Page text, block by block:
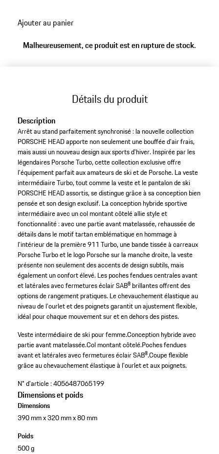
Ajouter au panier
Malheureusement, ce produit est en rupture de stock.
Détails du produit
Description
Arrêt au stand parfaitement synchronisé : la nouvelle collection
PORSCHE HEAD apporte non seulement une bouffée d'air frais,
mais aussi un nouveau design aux sports d'hiver. Inspirée par les
légendaires Porsche Turbo, cette collection exclusive offre
l'équipement parfait aux amateurs de ski et de Porsche. La veste
intermédiaire Turbo, tout comme la veste et le pantalon de ski
PORSCHE HEAD assortis, se distingue grâce à sa conception bien
pensée et son design exclusif. La conception hybride sportive
intermédiaire avec un col montant côtelé allie style et
fonctionnalité : avec une partie avant matelassée, rehaussée de
détails dans le motif tartan emblématique en hommage à
l'intérieur de la première 911 Turbo, une bande tissée à carreaux
Porsche Turbo et le logo Porsche sur la manche droite, la veste
présente non seulement des accents de design subtils, mais
également un confort élevé. Les poches fendues centrales avant
et latérales avec fermetures éclair SAB® brillantes offrent des
options de rangement pratiques. Le chevauchement élastique au
niveau de l'ourlet et des poignets garantit un ajustement flexible,
idéal pour chaque mouvement sur et en dehors des pistes.
Veste intermédiaire de ski pour femme.Conception hybride avec
partie avant matelassée.Col montant côtelé.Poches fendues
avant et latérales avec fermetures éclair SAB®.Coupe flexible
grâce au chevauchement élastique à l'ourlet et aux poignets.
N° d'article :4056487065199
Dimensions et poids
Dimensions
390 mm x 320 mm x 80 mm
Poids
500 g